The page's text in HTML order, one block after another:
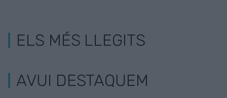
ELS MÉS LLEGITS
AVUI DESTAQUEM